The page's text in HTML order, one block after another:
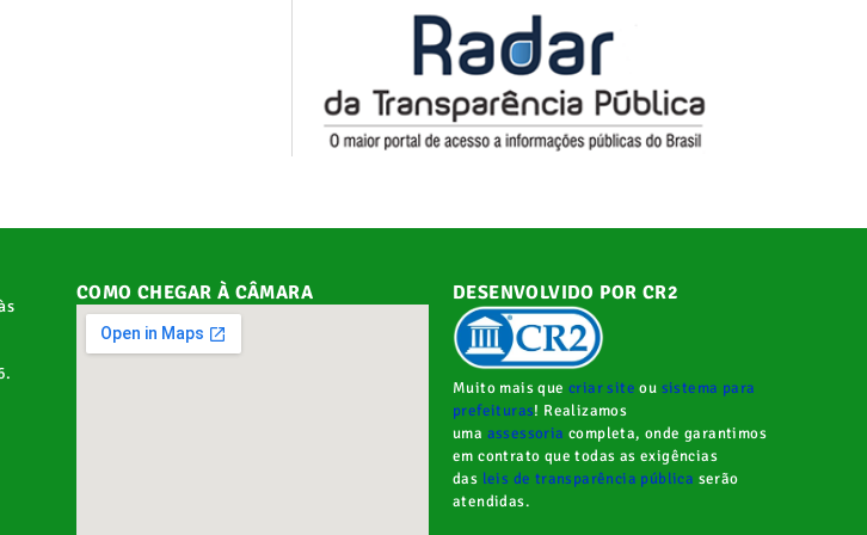
COMO CHEGAR À CÂMARA DESENVOLVIDO POR CR2
Muito mais quecriar site ou sistema para
prefeituras! Realizamos
uma assessoria completa, onde garantimos
em contrato que todas as exigências
das leis de transparência pública serão
atendidas.